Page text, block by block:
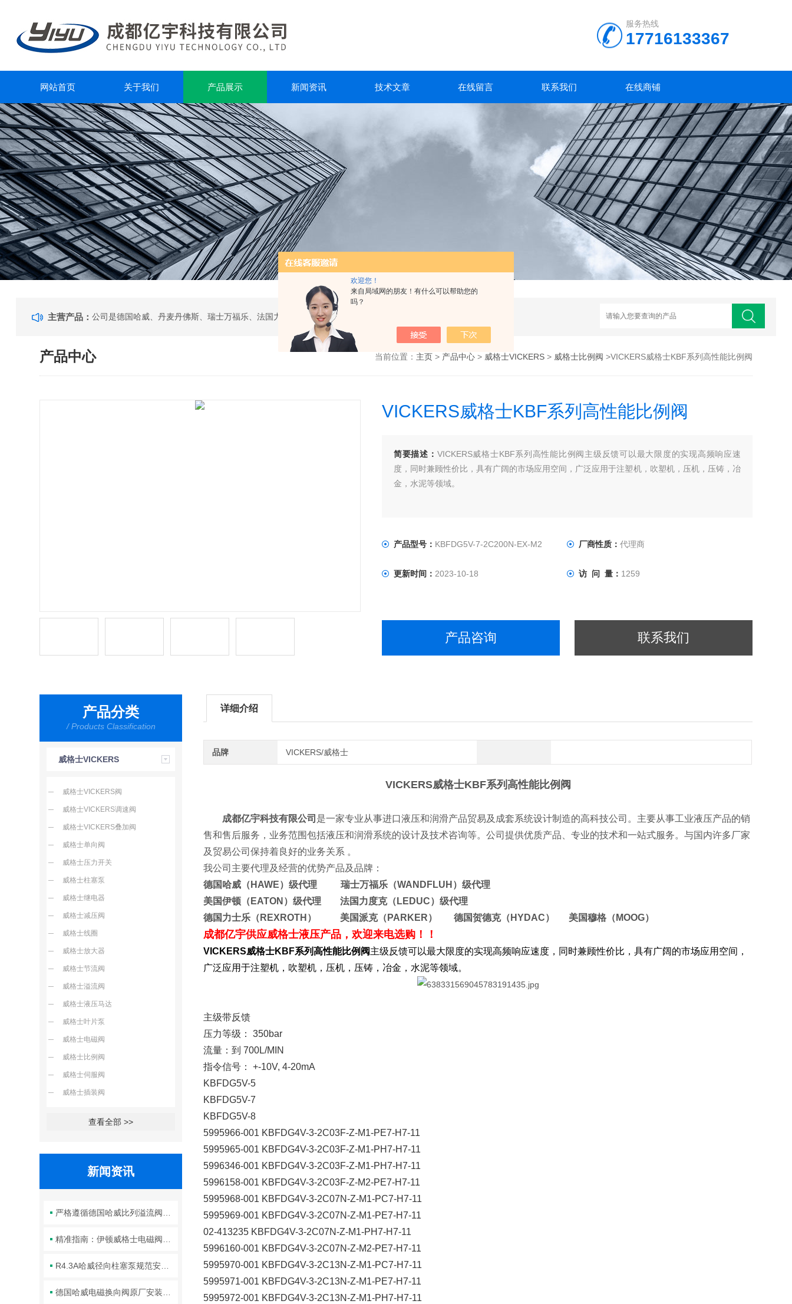
欢迎您！
来自局域网的朋友！有什么可以帮助您的
吗？
服务热线
17716133367
网站首页 关于我们 产品展示 新闻资讯 技术文章 在线留言 联系我们 在线商铺
主营产品：
产品中心 当前位置： 主页> 产品中心> 威格士VICKERS> 威格士比例阀 >VICKERS威格士KBF系列高性能比例阀
VICKERS威格士KBF系列高性能比例阀
简要描述： VICKERS威格士KBF系列高性能比例阀主级反馈可以最大限度的实现高频响应速
度，同时兼顾性价比，具有广阔的市场应用空间，广泛应用于注塑机，吹塑机，压机，压铸，冶
金，水泥等领域。
产品型号： KBFDG5V-7-2C200N-EX-M2 厂商性质：代理商
更新时间： 2023-10-18 访 问 量： 1259
产品咨询 联系我们
产品分类
/ Products Classification
威格士VICKERS
威格士VICKERS阀
威格士VICKERS调速阀
威格士VICKERS叠加阀
威格士单向阀
威格士压力开关
威格士柱塞泵
威格士继电器
威格士减压阀
威格士线圈
威格士放大器
威格士节流阀
威格士溢流阀
威格士液压马达
威格士叶片泵
威格士电磁阀
威格士比例阀
威格士伺服阀
威格士插装阀
查看全部 >>
新闻资讯
详细介绍
品牌 VICKERS/威格士
VICKERS威格士KBF系列高性能比例阀
成都亿宇科技有限公司 是一家专业从事进口液压和润滑产品贸易及成套系统设计制造的高科技公司。主要从事工业液压产品的销
售和售后服务，业务范围包括液压和润滑系统的设计及技术咨询等。公司提供优质产品、专业的技术和一站式服务。与国内许多厂家
及贸易公司保持着良好的业务关系 。
我公司主要代理及经营的优势产品及品牌：
德国哈威（HAWE）级代理 瑞士万福乐（WANDFLUH）级代理
美国伊顿（EATON）级代理 法国力度克（LEDUC）级代理
德国力士乐（REXROTH） 美国派克（PARKER） 德国贺德克（HYDAC） 美国穆格（MOOG）
成都亿宇供应威格士液压产品，欢迎来电选购！！
VICKERS威格士KBF系列高性能比例阀主级反馈可以最大限度的实现高频响应速度，同时兼顾性价比，具有广阔的市场应用空间，
广泛应用于注塑机，吹塑机，压机，压铸，冶金，水泥等领域。
主级带反馈
压力等级： 350bar
流量：到 700L/MIN
指令信号： +-10V, 4-20mA
KBFDG5V-5
KBFDG5V-7
KBFDG5V-8
5995966-001 KBFDG4V-3-2C03F-Z-M1-PE7-H7-11
5995965-001 KBFDG4V-3-2C03F-Z-M1-PH7-H7-11
5996346-001 KBFDG4V-3-2C03F-Z-M1-PH7-H7-11
5996158-001 KBFDG4V-3-2C03F-Z-M2-PE7-H7-11
5995968-001 KBFDG4V-3-2C07N-Z-M1-PC7-H7-11
5995969-001 KBFDG4V-3-2C07N-Z-M1-PE7-H7-11
02-413235 KBFDG4V-3-2C07N-Z-M1-PH7-H7-11
5996160-001 KBFDG4V-3-2C07N-Z-M2-PE7-H7-11
5995970-001 KBFDG4V-3-2C13N-Z-M1-PC7-H7-11
5995971-001 KBFDG4V-3-2C13N-Z-M1-PE7-H7-11
5995972-001 KBFDG4V-3-2C13N-Z-M1-PH7-H7-11